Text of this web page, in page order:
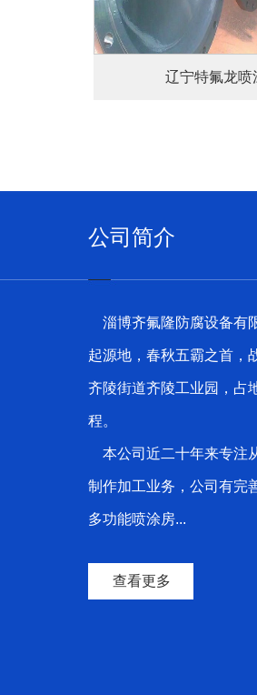
辽宁特氟龙喷
公司简介
淄博齐氟隆防腐设备有
起源地，春秋五霸之首，
齐陵街道齐陵工业园，占
程。
本公司近二十年来专注
制作加工业务，公司有完
多功能喷涂房...
查看更多